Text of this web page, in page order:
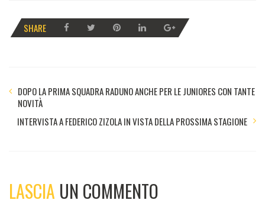
SHARE
DOPO LA PRIMA SQUADRA RADUNO ANCHE PER LE JUNIORES CON TANTE
NOVITÀ
INTERVISTA A FEDERICO ZIZOLA IN VISTA DELLA PROSSIMA STAGIONE
LASCIA UN COMMENTO